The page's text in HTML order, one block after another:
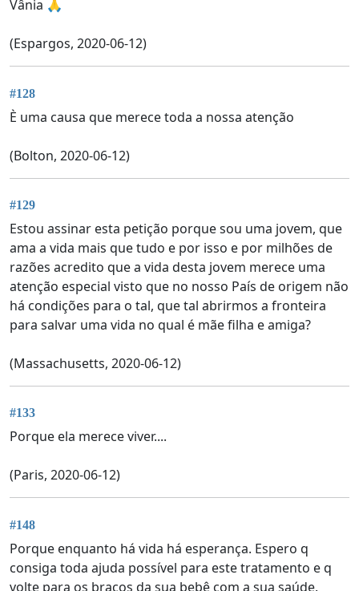
Vânia 🙏
(Espargos, 2020-06-12)
#128
È uma causa que merece toda a nossa atenção
(Bolton, 2020-06-12)
#129
Estou assinar esta petição porque sou uma jovem, que
ama a vida mais que tudo e por isso e por milhões de
razões acredito que a vida desta jovem merece uma
atenção especial visto que no nosso País de origem não
há condições para o tal, que tal abrirmos a fronteira
para salvar uma vida no qual é mãe filha e amiga?
(Massachusetts, 2020-06-12)
#133
Porque ela merece viver....
(Paris, 2020-06-12)
#148
Porque enquanto há vida há esperança. Espero q
consiga toda ajuda possível para este tratamento e q
volte para os braços da sua bebê com a sua saúde.